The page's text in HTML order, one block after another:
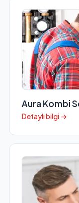
Aura Kombi
Detaylı bilgi →